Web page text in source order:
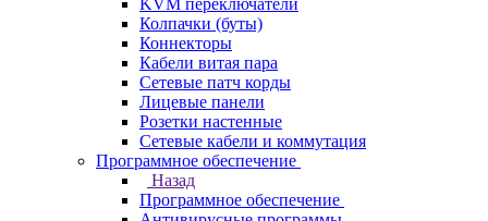
KVM переключатели
Колпачки (буты)
Коннекторы
Кабели витая пара
Сетевые патч корды
Лицевые панели
Розетки настенные
Сетевые кабели и коммутация
Программное обеспечение
Назад
Программное обеспечение